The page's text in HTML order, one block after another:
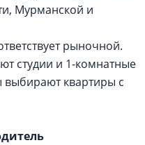
Мурманской и
рыночной.
студии и 1-комнатные
выбирают квартиры с